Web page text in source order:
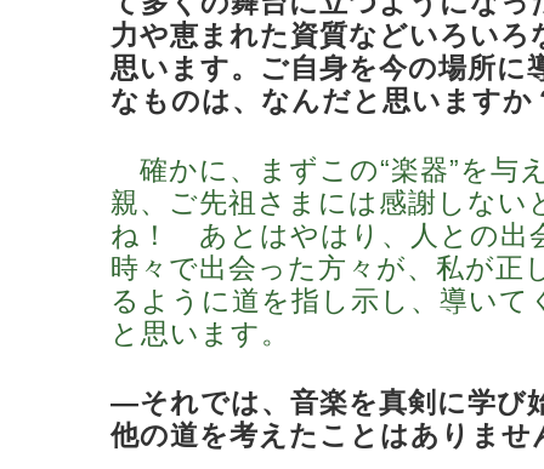
力や恵まれた資質などいろいろ
思います。ご自身を今の場所に
なものは、なんだと思いますか
確かに、まずこの“楽器”を与
親、ご先祖さまには感謝しない
ね！ あとはやはり、人との出
時々で出会った方々が、私が正
るように道を指し示し、導いて
と思います。
―それでは、音楽を真剣に学び
他の道を考えたことはありませ